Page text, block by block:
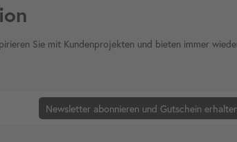
Sie mit Kundenprojekten und bieten immer
Newsletter abonnieren und Gutschein